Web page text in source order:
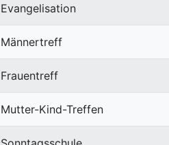
Evangelisation
Männertreff
Frauentreff
Mutter-Kind-Treffen